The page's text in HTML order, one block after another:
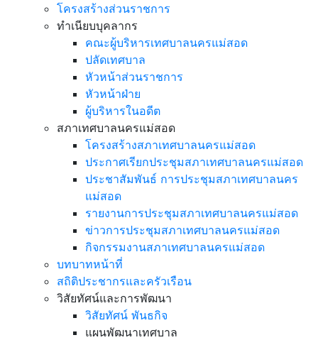
โครงสร้างส่วนราชการ
ทำเนียบบุคลากร
คณะผู้บริหารเทศบาลนครแม่สอด
ปลัดเทศบาล
หัวหน้าส่วนราชการ
หัวหน้าฝ่าย
ผู้บริหารในอดีต
สภาเทศบาลนครแม่สอด
โครงสร้างสภาเทศบาลนครแม่สอด
ประกาศเรียกประชุมสภาเทศบาลนครแม่สอด
ประชาสัมพันธ์ การประชุมสภาเทศบาลนคร
แม่สอด
รายงานการประชุมสภาเทศบาลนครแม่สอด
ข่าวการประชุมสภาเทศบาลนครแม่สอด
กิจกรรมงานสภาเทศบาลนครแม่สอด
บทบาทหน้าที่
สถิติประชากรและครัวเรือน
วิสัยทัศน์และการพัฒนา
วิสัยทัศน์ พันธกิจ
แผนพัฒนาเทศบาล